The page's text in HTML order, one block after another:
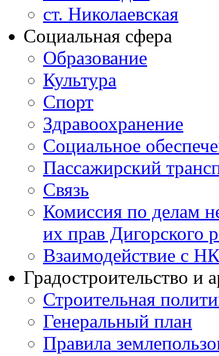
ст. Николаевская
Социальная сфера
Образование
Культура
Спорт
Здравоохранение
Социальное
Пассажирский
Связь
Комиссия по делам
их прав Дигорского
Взаимодействие с
Градостроительство и
Строительная
Генеральный план
Правила